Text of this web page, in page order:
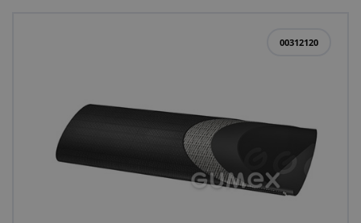
Další pryžové a plastové výrobky
Centrum poptávek
00312120